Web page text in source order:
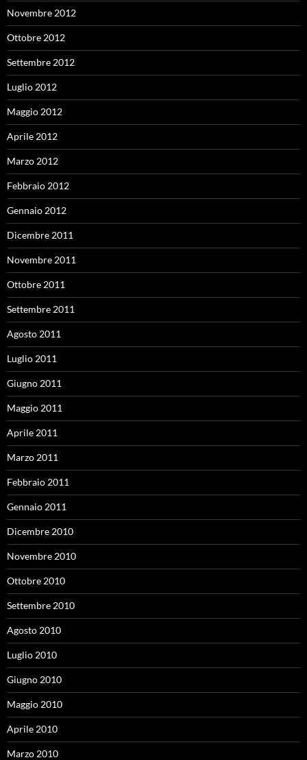
Novembre 2012
Ottobre 2012
Settembre 2012
Luglio 2012
Maggio 2012
Aprile 2012
Marzo 2012
Febbraio 2012
Gennaio 2012
Dicembre 2011
Novembre 2011
Ottobre 2011
Settembre 2011
Agosto 2011
Luglio 2011
Giugno 2011
Maggio 2011
Aprile 2011
Marzo 2011
Febbraio 2011
Gennaio 2011
Dicembre 2010
Novembre 2010
Ottobre 2010
Settembre 2010
Agosto 2010
Luglio 2010
Giugno 2010
Maggio 2010
Aprile 2010
Marzo 2010